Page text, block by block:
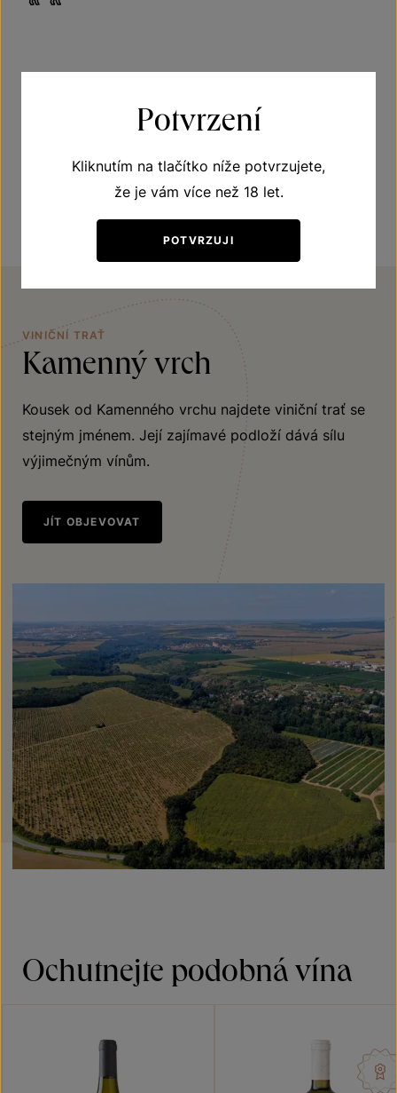
Pečeť kvality na „AWC VIENNA 2019“ Vídeň, Rakousko
VINIČNÍ TRAŤ
Kamenný vrch
Kousek od Kamenného vrchu najdete viniční trať se
stejným jménem. Její zajímavé podloží dává sílu
výjimečným vínům.
JÍT OBJEVOVAT
Ochutnejte podobná vína
Potvrzení
Kliknutím na tlačítko níže potvrzujete,
že je vám více než 18 let.
POTVRZUJI